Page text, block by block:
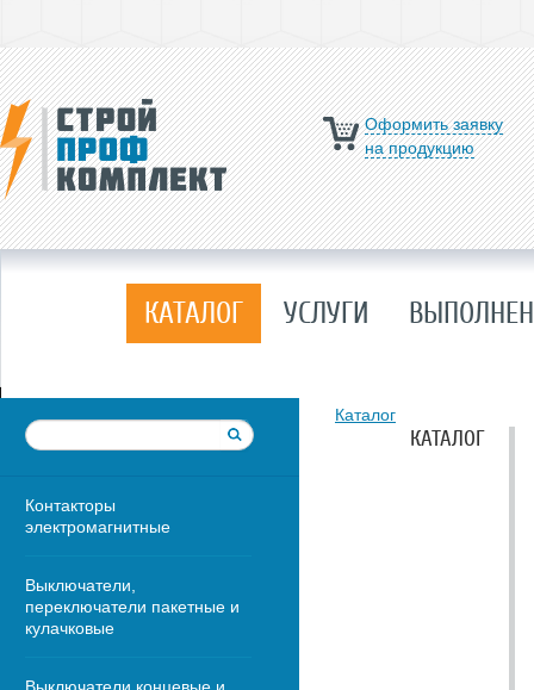
Оформить заявку
на продукцию
КАТАЛОГ УСЛУГИ
Контакторы
электромагнитные
Выключатели,
переключатели пакетные и
кулачковые
Каталог
КАТАЛОГ